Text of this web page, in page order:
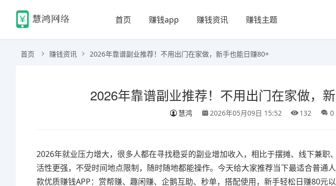
首页 赚钱app 赚钱资讯 赚钱主题
首页 赚钱资讯 2026年靠谱副业推荐！不用出门在家做，新手也能日赚80+
2026年靠谱副业推荐！不用出门在家做，
慧鸿 2026年05月09日 15:52 132 0
2026年就业压力增大，很多人都在寻找稳妥的副业增加收入，相比于摆摊、线下兼职
活性更强，不受时间地点限制，随时随地都能操作。今天给大家推荐当下最适合普
款优质赚钱APP：赏帮赚、趣闲赚、企鹅互助、秒单，搭配使用，新手轻松日赚80元